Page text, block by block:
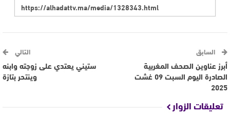
السابق
أبرز عناوين الصحف المغربية
الصادرة اليوم السبت 09 غشت
2025
التالي
ستيني يعتدي على زوجته وابنه
وينتحر بتازة
تعليقات الزوار